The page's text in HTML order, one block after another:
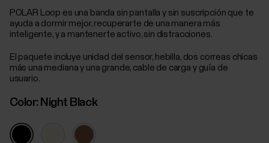
POLAR Loop es una banda sin pantalla y sin suscripción que te
ayuda a dormir mejor, recuperarte de una manera más
inteligente, y a mantenerte activo, sin distracciones.
El paquete incluye unidad del sensor, hebilla, dos correas chicas
más una mediana y una grande, cable de carga y guía de
usuario.
Color: Night Black